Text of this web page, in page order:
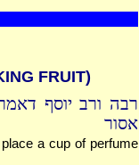
FRUIT)
רבה ורב יוסף
אסור
a cup of perfume